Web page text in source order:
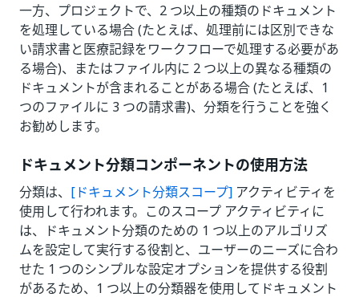
一方、プロジェクトで、2 つ以上の種類のドキュメント
を処理している場合 (たとえば、処理前には区別できな
い請求書と医療記録をワークフローで処理する必要があ
る場合)、またはファイル内に 2 つ以上の異なる種類の
ドキュメントが含まれることがある場合 (たとえば、1
つのファイルに 3 つの請求書)、分類を行うことを強く
お勧めします。
ドキュメント分類コンポーネントの使用方法
分類は、 [ドキュメント分類スコープ] アクティビティを
使用して行われます。このスコープ アクティビティに
は、ドキュメント分類のための 1 つ以上のアルゴリズ
ムを設定して実行する役割と、ユーザーのニーズに合わ
せた 1 つのシンプルな設定オプションを提供する役割
があるため、1 つ以上の分類器を使用してドキュメント